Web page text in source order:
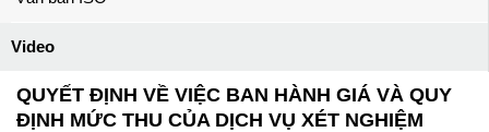
Video
QUYẾT ĐỊNH VỀ VIỆC BAN HÀNH GIÁ VÀ QUY
ĐỊNH MỨC THU CỦA DỊCH VỤ XÉT NGHIỆM